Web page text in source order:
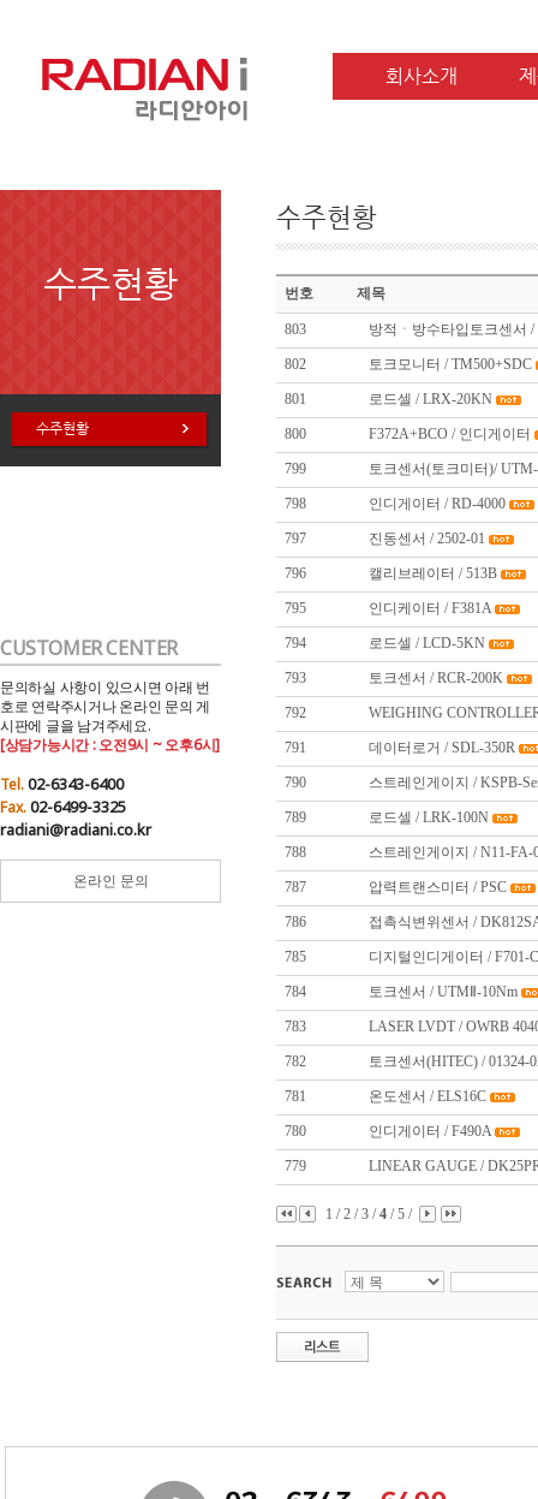
회사소개
수주현황
수주현황
CUSTOMER CENTER
문의하실 사항이 있으시면 아래 번
호로 연락주시거나 온라인 문의 게
시판에 글을 남겨주세요.
[상담가능시간 : 오전9시 ~ 오후6시]
Tel.02-6343-6400
Fax.02-6499-3325
radiani@radiani.co.kr
온라인 문의
수주현황
번호 제목
803 방적ㆍ방수타입토크센서
802 토크모니터 / TM500+SDC
801 로드셀 / LRX-20KN
800 F372A+BCO / 인디게이터
799 토크센서(토크미터)/
798 인디게이터 / RD-4000
797 진동센서 / 2502-01
796 캘리브레이터 / 513B
795 인디케이터 / F381A
794 로드셀 / LCD-5KN
793 토크센서 / RCR-200K
792 WEIGHING
791 데이터로거 / SDL-350R
790 스트레인게이지 / KSPB-
789 로드셀 / LRK-100N
788 스트레인게이지 / N11-FA-
787 압력트랜스미터 / PSC
786 접촉식변위센서 /
785 디지털인디게이터 / F701-C
784 토크센서 / UTMⅡ-10Nm
783 LASER LVDT / OWRB
782 토크센서(HITEC) / 01324-
781 온도센서 / ELS16C
780 인디게이터 / F490A
779 LINEAR GAUGE /
1 /2 /3 /4 /5 /